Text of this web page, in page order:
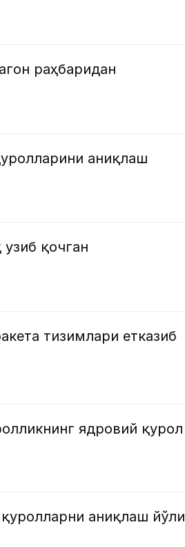
раҳбаридан
аниқлаш
қочган
тизимлари етказиб
ядровий қурол
аниқлаш йўли